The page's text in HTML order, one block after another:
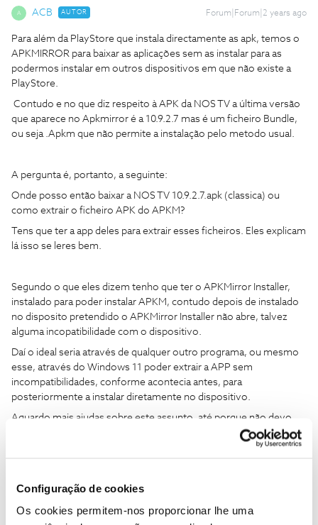
Configuração de cookies
Os cookies permitem-nos proporcionar lhe uma
A ACB AUTOR Forum|Forum|2 years ago
Para além da PlayStore que instala directamente as apk, temos o
APKMIRROR para baixar as aplicações sem as instalar para as
podermos instalar em outros dispositivos em que não existe a
PlayStore.
Contudo e no que diz respeito à APK da NOS TV a última versão
que aparece no Apkmirror é a 10.9.2.7 mas é um ficheiro Bundle,
ou seja .Apkm que não permite a instalação pelo metodo usual.
A pergunta é, portanto, a seguinte:
Onde posso então baixar a NOS TV 10.9.2.7.apk (classica) ou
como extrair o ficheiro APK do APKM?
Tens que ter a app deles para extrair esses ficheiros. Eles explicam
lá isso se leres bem.
Segundo o que eles dizem tenho que ter o APKMirror Installer,
instalado para poder instalar APKM, contudo depois de instalado
no disposito pretendido o APKMirror Installer não abre, talvez
alguma incopatibilidade com o dispositivo.
Daí o ideal seria através de qualquer outro programa, ou mesmo
esse, através do Windows 11 poder extrair a APP sem
incompatibilidades, conforme acontecia antes, para
posteriormente a instalar diretamente no dispositivo.
Aguardo mais ajudas sobre este assunto, até porque não devo
ser o único com este problema a partir do momento que
começaram a surgir as APKBundle que foi a partir da versão NOS
“APKMirror Installer” passou a funcionar desde que reiniciei o